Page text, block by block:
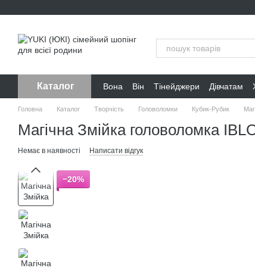
Каталог Вона Він Тінейджери Дівчатам
Головна Каталог Творчість Головоломки Кубик-Рубик
Магічна Змійка головоломка
Немає в наявності Написати відгук
−20%